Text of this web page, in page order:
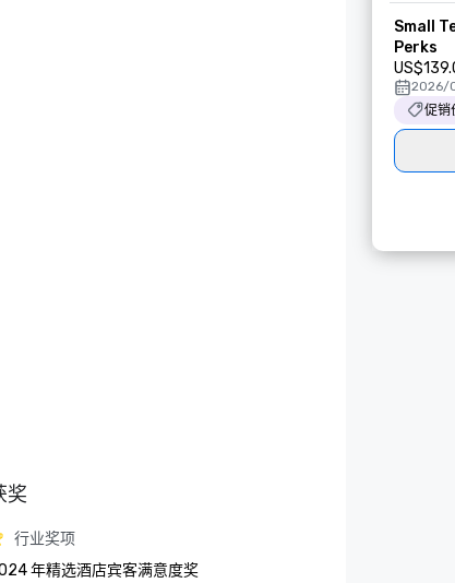
奖
行业奖项
年精选酒店宾客满意度奖
Small
Perks
2026/
促销